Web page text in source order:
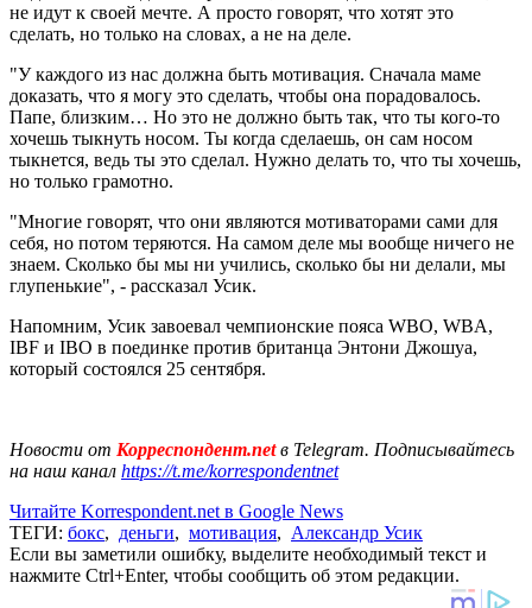
не идут к своей мечте. А просто говорят, что хотят это
сделать, но только на словах, а не на деле.
"У каждого из нас должна быть мотивация. Сначала маме
доказать, что я могу это сделать, чтобы она порадовалось.
Папе, близким… Но это не должно быть так, что ты кого-то
хочешь тыкнуть носом. Ты когда сделаешь, он сам носом
тыкнется, ведь ты это сделал. Нужно делать то, что ты хочешь,
но только грамотно.
"Многие говорят, что они являются мотиваторами сами для
себя, но потом теряются. На самом деле мы вообще ничего не
знаем. Сколько бы мы ни учились, сколько бы ни делали, мы
глупенькие", - рассказал Усик.
Напомним, Усик завоевал чемпионские пояса WBO, WBA,
IBF и IBO в поединке против британца Энтони Джошуа,
который состоялся 25 сентября.
Новости от Корреспондент.netв Telegram. Подписывайтесь
на наш канал https://t.me/korrespondentnet
Читайте Korrespondent.net в Google News
ТЕГИ: бокс, деньги, мотивация, Александр Усик
Если вы заметили ошибку, выделите необходимый текст и
нажмите Ctrl+Enter, чтобы сообщить об этом редакции.